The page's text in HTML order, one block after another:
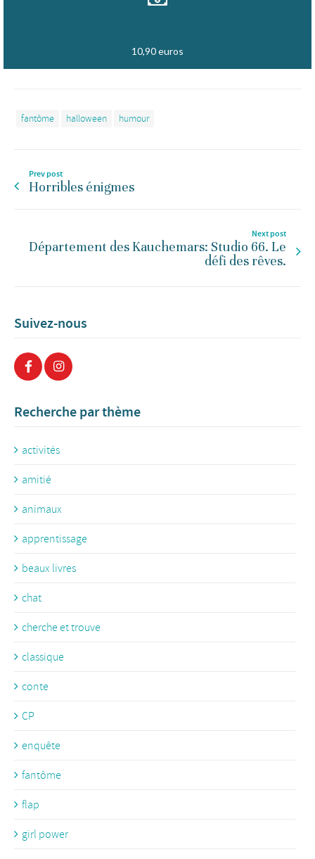
10,90 euros
fantôme halloween humour
Prev post
Horribles énigmes
Next post
Département des Kauchemars: Studio 66. Le
défi des rêves.
Suivez-nous
Recherche par thème
activités
amitié
animaux
apprentissage
beaux livres
chat
cherche et trouve
classique
conte
CP
enquête
fantôme
flap
girl power